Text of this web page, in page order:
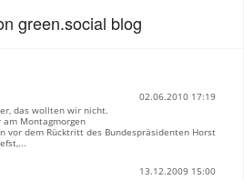
green.social blog
02.06.2010 17:19
das wollten wir nicht.
Montagmorgen
vor dem Rücktritt des Bundespräsidenten Horst
13.12.2009 15:00